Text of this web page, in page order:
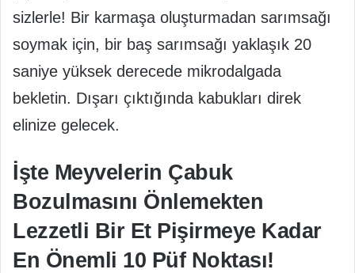
sizlerle! Bir karmaşa oluşturmadan sarımsağı
soymak için, bir baş sarımsağı yaklaşık 20
saniye yüksek derecede mikrodalgada
bekletin. Dışarı çıktığında kabukları direk
elinize gelecek.
İşte Meyvelerin Çabuk
Bozulmasını Önlemekten
Lezzetli Bir Et Pişirmeye Kadar
En Önemli 10 Püf Noktası!